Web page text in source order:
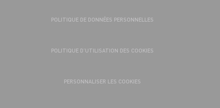
POLITIQUE DE DONNÉES PERSONNELLES
POLITIQUE D’UTILISATION DES COOKIES
PERSONNALISER LES COOKIES